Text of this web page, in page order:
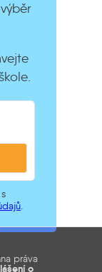
.
práva
o